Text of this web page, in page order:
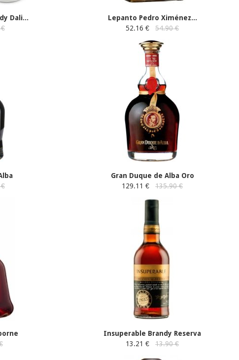
Dali...
Lepanto Pedro Ximénez...
52.16 €
54.90 €
Gran Duque de Alba Oro
129.11 €
135.90 €
Insuperable Brandy Reserva
13.21 €
13.90 €